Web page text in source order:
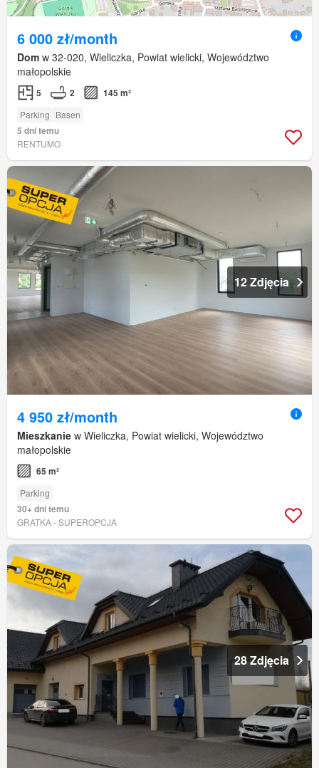
6 000 zł/month
Dom w 32-020, Wieliczka, Powiat wielicki, Województwo
małopolskie
5 2 145 m²
Parking Basen
5 dni temu
RENTUMO
12 Zdjęcia
4 950 zł/month
Mieszkanie w Wieliczka, Powiat wielicki, Województwo
małopolskie
65 m²
Parking
30+ dni temu
GRATKA - SUPEROPCJA
28 Zdjęcia